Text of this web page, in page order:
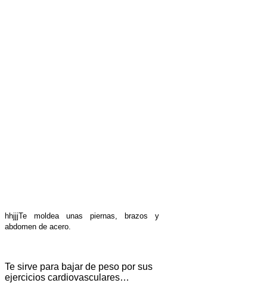
hhjjjTe moldea unas piernas, brazos y
abdomen de acero.
Te sirve para bajar de peso por sus
ejercicios cardiovasculares…